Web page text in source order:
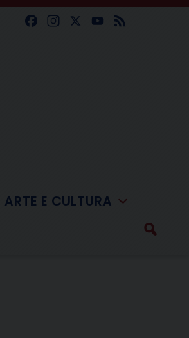
Facebook
Instagram
X YouTube
Feed
ARTE E CULTURA